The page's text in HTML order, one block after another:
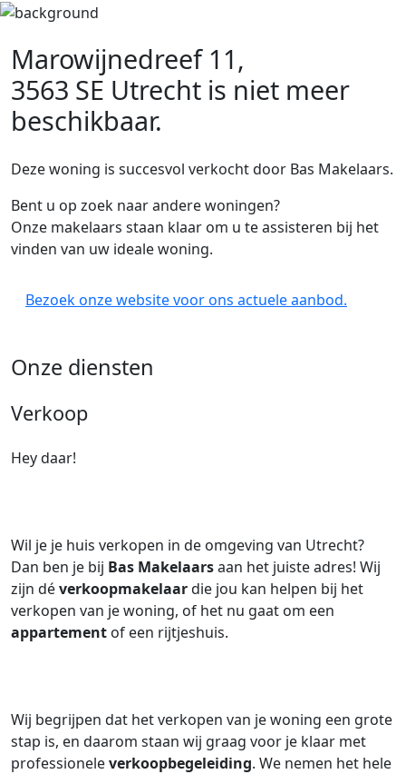
Marowijnedreef 11,
3563 SE Utrecht is niet meer
beschikbaar.
Deze woning is succesvol verkocht door Bas Makelaars.
Bent u op zoek naar andere woningen?
Onze makelaars staan klaar om u te assisteren bij het
vinden van uw ideale woning.
Bezoek onze website voor ons actuele aanbod.
Onze diensten
Verkoop
Hey daar!
Wil je je huis verkopen in de omgeving van Utrecht?
Dan ben je bij Bas Makelaarsaan het juiste adres! Wij
zijn déverkoopmakelaardie jou kan helpen bij het
verkopen van je woning, of het nu gaat om een
appartement of een rijtjeshuis.
Wij begrijpen dat het verkopen van je woning een grote
stap is, en daarom staan wij graag voor je klaar met
professioneleverkoopbegeleiding. We nemen het hele